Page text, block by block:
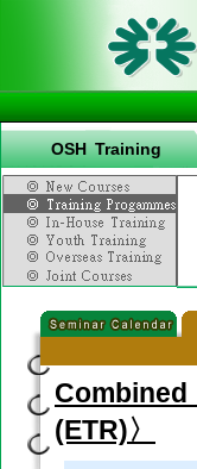
OSH Training
(ETR)〉